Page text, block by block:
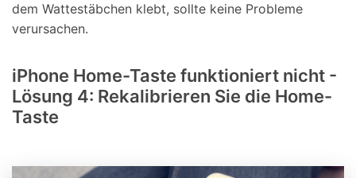
dem Wattestäbchen klebt, sollte keine Probleme
verursachen.
iPhone Home-Taste funktioniert nicht -
Lösung 4: Rekalibrieren Sie die Home-
Taste